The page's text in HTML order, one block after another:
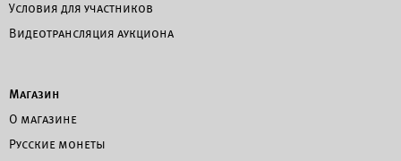
Условия для участников
Видеотрансляция аукциона
Магазин
О магазине
Русские монеты